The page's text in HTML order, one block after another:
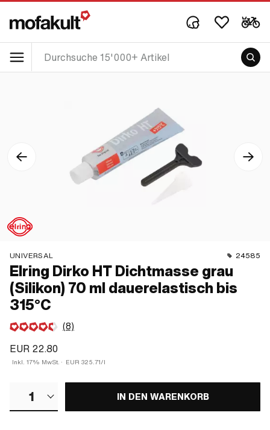
UNIVERSAL 24585
Elring Dirko HT Dichtmasse grau
(Silikon) 70 ml dauerelastisch bis
315°C
(8)
EUR 22.80
Inkl. 17% MwSt. · EUR 325.71/l
1 IN DEN WARENKORB